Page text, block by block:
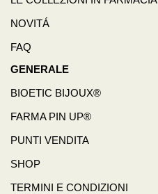
NOVITÁ
FAQ
GENERALE
BIOETIC BIJOUX®
FARMA PIN UP®
PUNTI VENDITA
SHOP
TERMINI E CONDIZIONI